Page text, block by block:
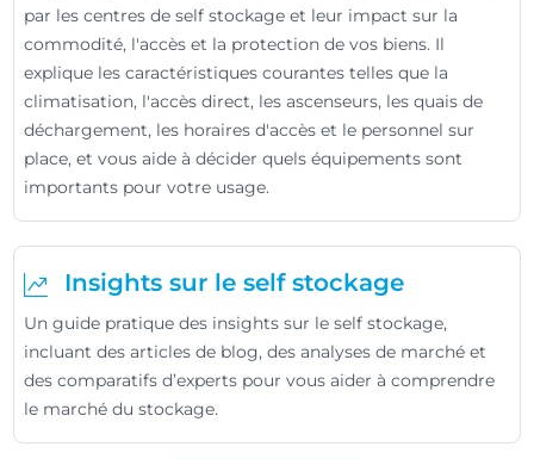
par les centres de self stockage et leur impact sur la
commodité, l'accès et la protection de vos biens. Il
explique les caractéristiques courantes telles que la
climatisation, l'accès direct, les ascenseurs, les quais de
déchargement, les horaires d'accès et le personnel sur
place, et vous aide à décider quels équipements sont
importants pour votre usage.
Insights sur le self stockage
Un guide pratique des insights sur le self stockage,
incluant des articles de blog, des analyses de marché et
des comparatifs d’experts pour vous aider à comprendre
le marché du stockage.